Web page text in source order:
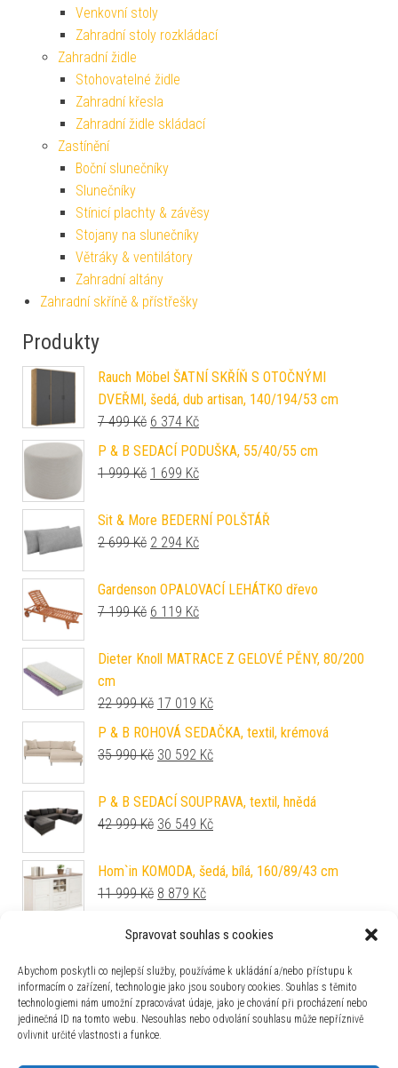
Spravovat souhlas s cookies
Abychom poskytli co nejlepší služby, používáme k ukládání a/nebo přístupu k
informacím o zařízení, technologie jako jsou soubory cookies. Souhlas s těmito
technologiemi nám umožní zpracovávat údaje, jako je chování při procházení nebo
jedinečná ID na tomto webu. Nesouhlas nebo odvolání souhlasu může nepříznivě
ovlivnit určité vlastnosti a funkce.
Venkovní stoly
Zahradní stoly rozkládací
Zahradní židle
Stohovatelné židle
Zahradní křesla
Zahradní židle skládací
Zastínění
Boční slunečníky
Slunečníky
Stínicí plachty & závěsy
Stojany na slunečníky
Větráky & ventilátory
Zahradní altány
Zahradní skříně & přístřešky
Produkty
Rauch Möbel ŠATNÍ SKŘÍŇ S OTOČNÝMI
DVEŘMI, šedá, dub artisan, 140/194/53 cm
7 499Kč Původní cena byla: 7 499 Kč.
6 374 KčAktuální cena je: 6 374 Kč.
P & B SEDACÍ PODUŠKA, 55/40/55 cm
1 999Kč Původní cena byla: 1 999 Kč.
1 699 KčAktuální cena je: 1 699 Kč.
Sit & More BEDERNÍ POLŠTÁŘ
2 699Kč Původní cena byla: 2 699 Kč.
2 294 KčAktuální cena je: 2 294 Kč.
Gardenson OPALOVACÍ LEHÁTKO dřevo
7 199Kč Původní cena byla: 7 199 Kč.
6 119 KčAktuální cena je: 6 119 Kč.
Dieter Knoll MATRACE Z GELOVÉ PĚNY, 80/200
cm
22 999Kč Původní cena byla: 22 999 Kč.
17 019 KčAktuální cena je: 17 019 Kč.
P & B ROHOVÁ SEDAČKA, textil, krémová
35 990Kč Původní cena byla: 35 990 Kč.
30 592 KčAktuální cena je: 30 592 Kč.
P & B SEDACÍ SOUPRAVA, textil, hnědá
42 999Kč Původní cena byla: 42 999 Kč.
36 549 KčAktuální cena je: 36 549 Kč.
Hom`in KOMODA, šedá, bílá, 160/89/43 cm
11 999Kč Původní cena byla: 11 999 Kč.
8 879 KčAktuální cena je: 8 879 Kč.
Linea Natura POSTEL, 160/200 cm, barvy buku
14 999
Kč 11 099 Kč
Hom`in KOMODA POD TELEVIZI, bílá, barvy dubu,
130/48/50 cm